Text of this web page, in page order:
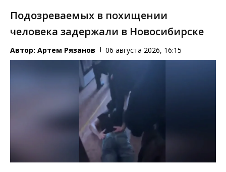
Подозреваемых в похищении
человека задержали в Новосибирске
Автор: Артем Рязанов 06 августа 2026, 16:15